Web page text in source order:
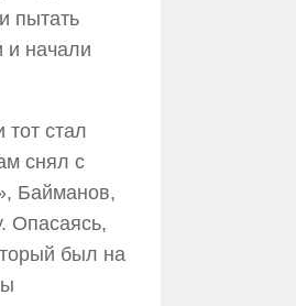
пытать
и начали
стал
снял с
Байманов,
Опасаясь,
был на